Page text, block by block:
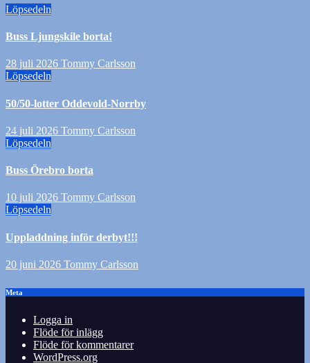
Löpsedeln
Buss Ljungskile borta!
28 juli 2026 Tommy Carlsson
Löpsedeln
50/50-lotter Oddevold-Norrby
24 juli 2026 Tommy Carlsson
Löpsedeln
Buss Örebro borta
10 juli 2026 Tommy Carlsson
Löpsedeln
Uppladdning inför derbyt!!!
20 juni 2026 Tommy Carlsson
Meta
Logga in
Flöde för inlägg
Flöde för kommentarer
WordPress.org